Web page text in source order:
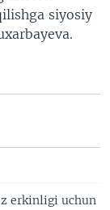
siyosiy
erkinligi uchun